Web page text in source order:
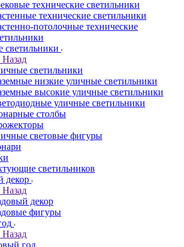
технические светильники
технические светильники
потолочные технические
светильники
Назад
светильники
низкие уличные светильники
высокие уличные светильники
уличные светильники
столбы
световые фигуры
светильников
декор
Назад
декор
фигуры
Назад
год